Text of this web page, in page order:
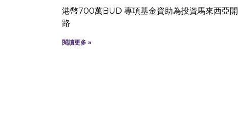
港幣700萬BUD 專項基金資助為投資馬來西亞開
路
閱讀更多 »